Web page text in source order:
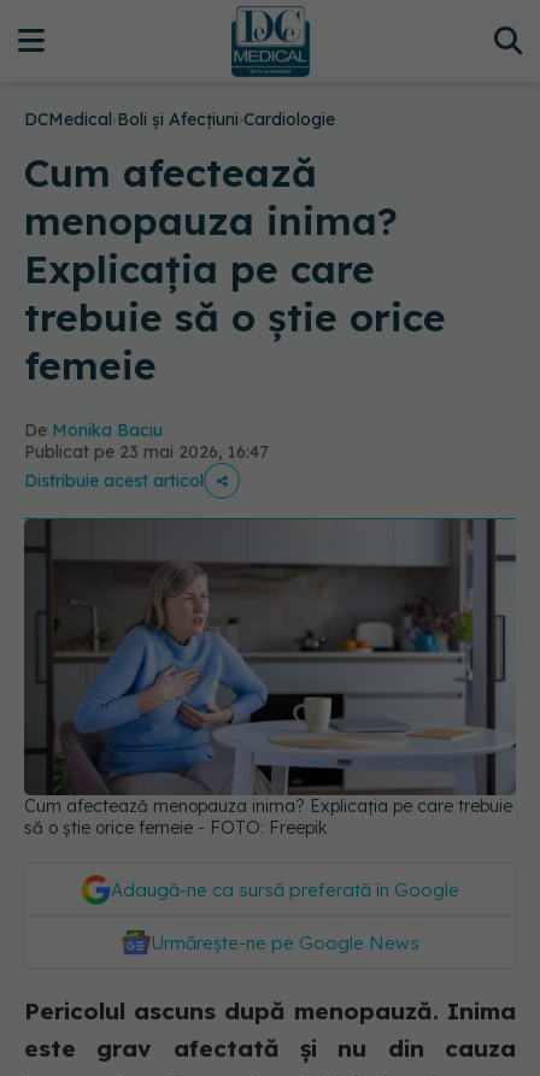
DCMedical›Boli și Afecțiuni›Cardiologie
Cum afectează
menopauza inima?
Explicația pe care
trebuie să o știe orice
femeie
De Monika Baciu
Publicat pe 23 mai 2026, 16:47
Distribuie acest articol
Cum afectează menopauza inima? Explicația pe care trebuie
să o știe orice femeie - FOTO: Freepik
Adaugă-ne ca sursă preferată în Google
Urmărește-ne pe Google News
Pericolul ascuns după menopauză. Inima
este grav afectată și nu din cauza